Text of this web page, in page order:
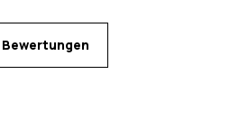
Bewertungen